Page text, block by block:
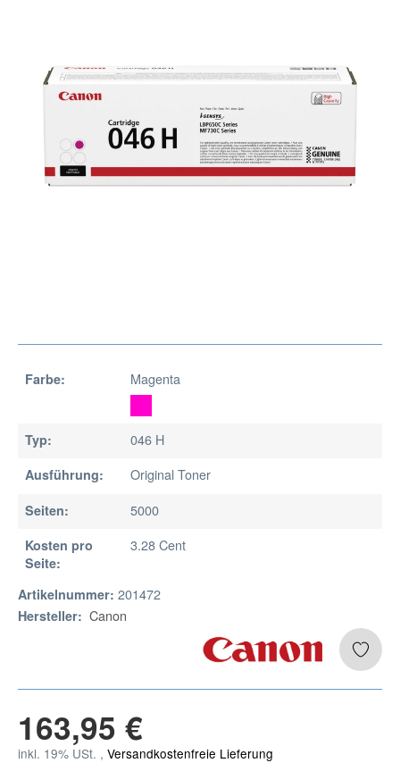
Farbe: Magenta
Typ: 046 H
Ausführung: Original Toner
Seiten: 5000
Kosten pro
Seite:
3.28 Cent
Artikelnummer: 201472
Hersteller: Canon
163,95 €
inkl. 19% USt. , Versandkostenfreie Lieferung